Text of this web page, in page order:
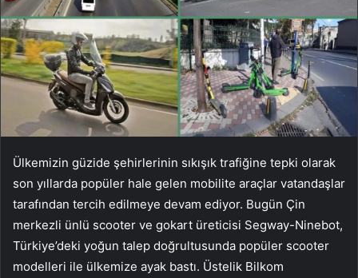
Ülkemizin güzide şehirlerinin sıkışık trafiğine tepki olarak
son yıllarda popüler hale gelen mobilite araçlar vatandaşlar
tarafından tercih edilmeye devam ediyor. Bugün Çin
merkezli ünlü scooter ve gokart üreticisi Segway-Ninebot,
Türkiye’deki yoğun talep doğrultusunda popüler scooter
modelleri ile ülkemize ayak bastı. Üstelik Bilkom